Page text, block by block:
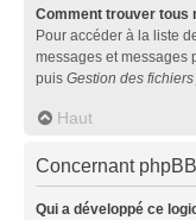
Comment trouver tous
Pour accéder à la liste
messages et messages
puis Gestion des
Haut
Concernant phpBB
Qui a développé ce